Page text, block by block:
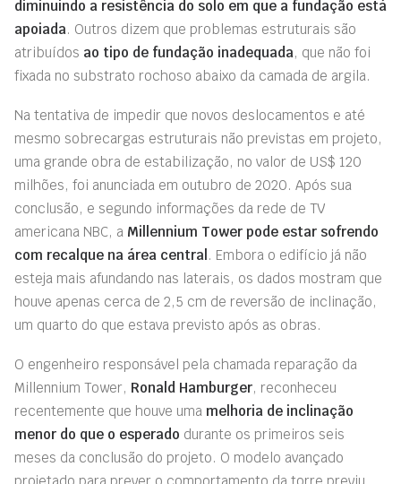
diminuindo a resistência do solo em que a fundação está
apoiada. Outros dizem que problemas estruturais são
atribuídos ao tipo de fundação inadequada, que não foi
fixada no substrato rochoso abaixo da camada de argila.
Na tentativa de impedir que novos deslocamentos e até
mesmo sobrecargas estruturais não previstas em projeto,
uma grande obra de estabilização, no valor de US$ 120
milhões, foi anunciada em outubro de 2020. Após sua
conclusão, e segundo informações da rede de TV
americana NBC, a Millennium Tower pode estar sofrendo
com recalque na área central . Embora o edifício já não
esteja mais afundando nas laterais, os dados mostram que
houve apenas cerca de 2,5 cm de reversão de inclinação,
um quarto do que estava previsto após as obras.
O engenheiro responsável pela chamada reparação da
Millennium Tower, Ronald Hamburger, reconheceu
recentemente que houve uma melhoria de inclinação
menor do que o esperado durante os primeiros seis
meses da conclusão do projeto. O modelo avançado